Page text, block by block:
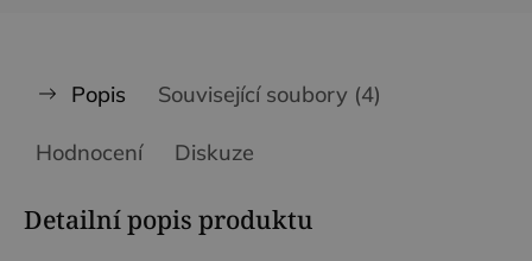
Popis Související soubory (4)
Hodnocení Diskuze
Detailní popis produktu